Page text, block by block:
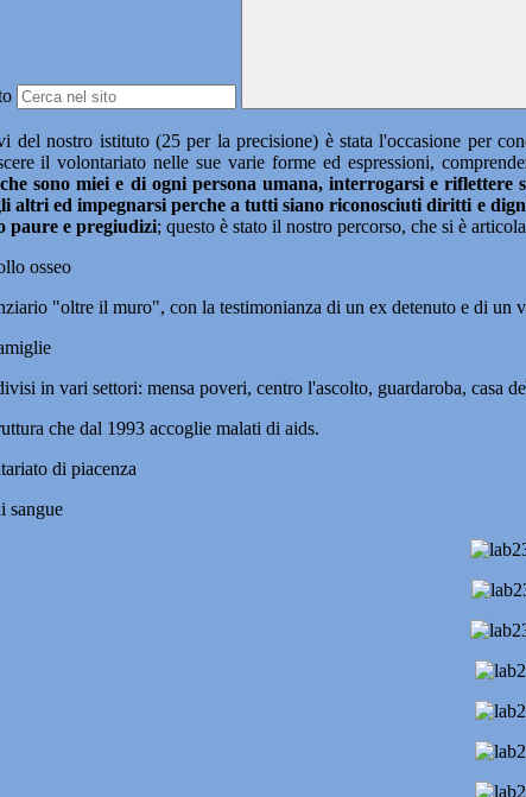
del nostro istituto (25 per la precisione) è stata l'occasione per
il volontariato nelle sue varie forme ed espressioni,
sono miei e di ogni persona umana, interrogarsi e
altri ed impegnarsi perche a tutti siano riconosciuti diritti e
paure e pregiudizi; questo è stato il nostro percorso, che si è
osseo
"oltre il muro", con la testimonianza di un ex detenuto e di un
in vari settori: mensa poveri, centro l'ascolto, guardaroba, casa
che dal 1993 accoglie malati di aids.
di piacenza
sangue